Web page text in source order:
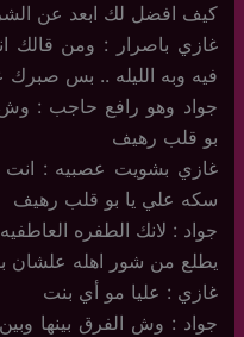
كيف افضل لك ابعد عن
غازي باصرار : ومن قالك
فيه وبه الليله .. بس
جواد وهو رافع حاجب :
بو قلب رهيف
غازي بشويت عصبيه :
سكه علي يا بو قلب رهيف
جواد : لانك الطفره
يطلع من شور اهله علشان
غازي : عليا مو أي بنت
جواد : وش الفرق بينها